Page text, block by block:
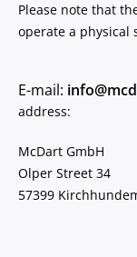
Please note that
operate a physical
E-mail:
address:
McDart GmbH
Olper Street 34
57399